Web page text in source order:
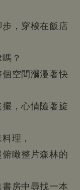
，穿梭在飯店
？
空間瀰漫著快
，心情隨著旋
理，
瞰整片森林的
房中尋找一本